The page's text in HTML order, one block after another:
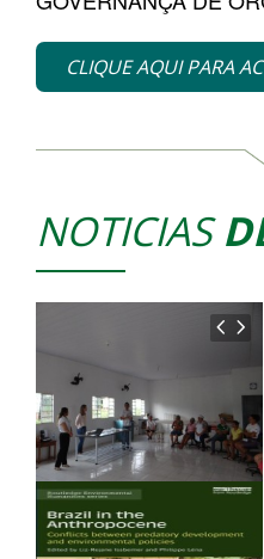
CLIQUE AQUI PARA
NOTICIAS